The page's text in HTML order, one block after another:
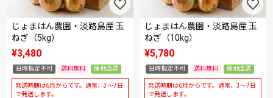
じょまはん農園・淡路島産 玉
ねぎ（5kg）
¥3,480
日時指定不可 送料無料 産地直送
発送時期は6月からです。通常、3～7日
で発送します。
じょまはん農園・淡路島産 玉
ねぎ（10kg）
¥5,780
日時指定不可 送料無料 産地直送
発送時期は6月からです。通常、3～7日
で発送します。